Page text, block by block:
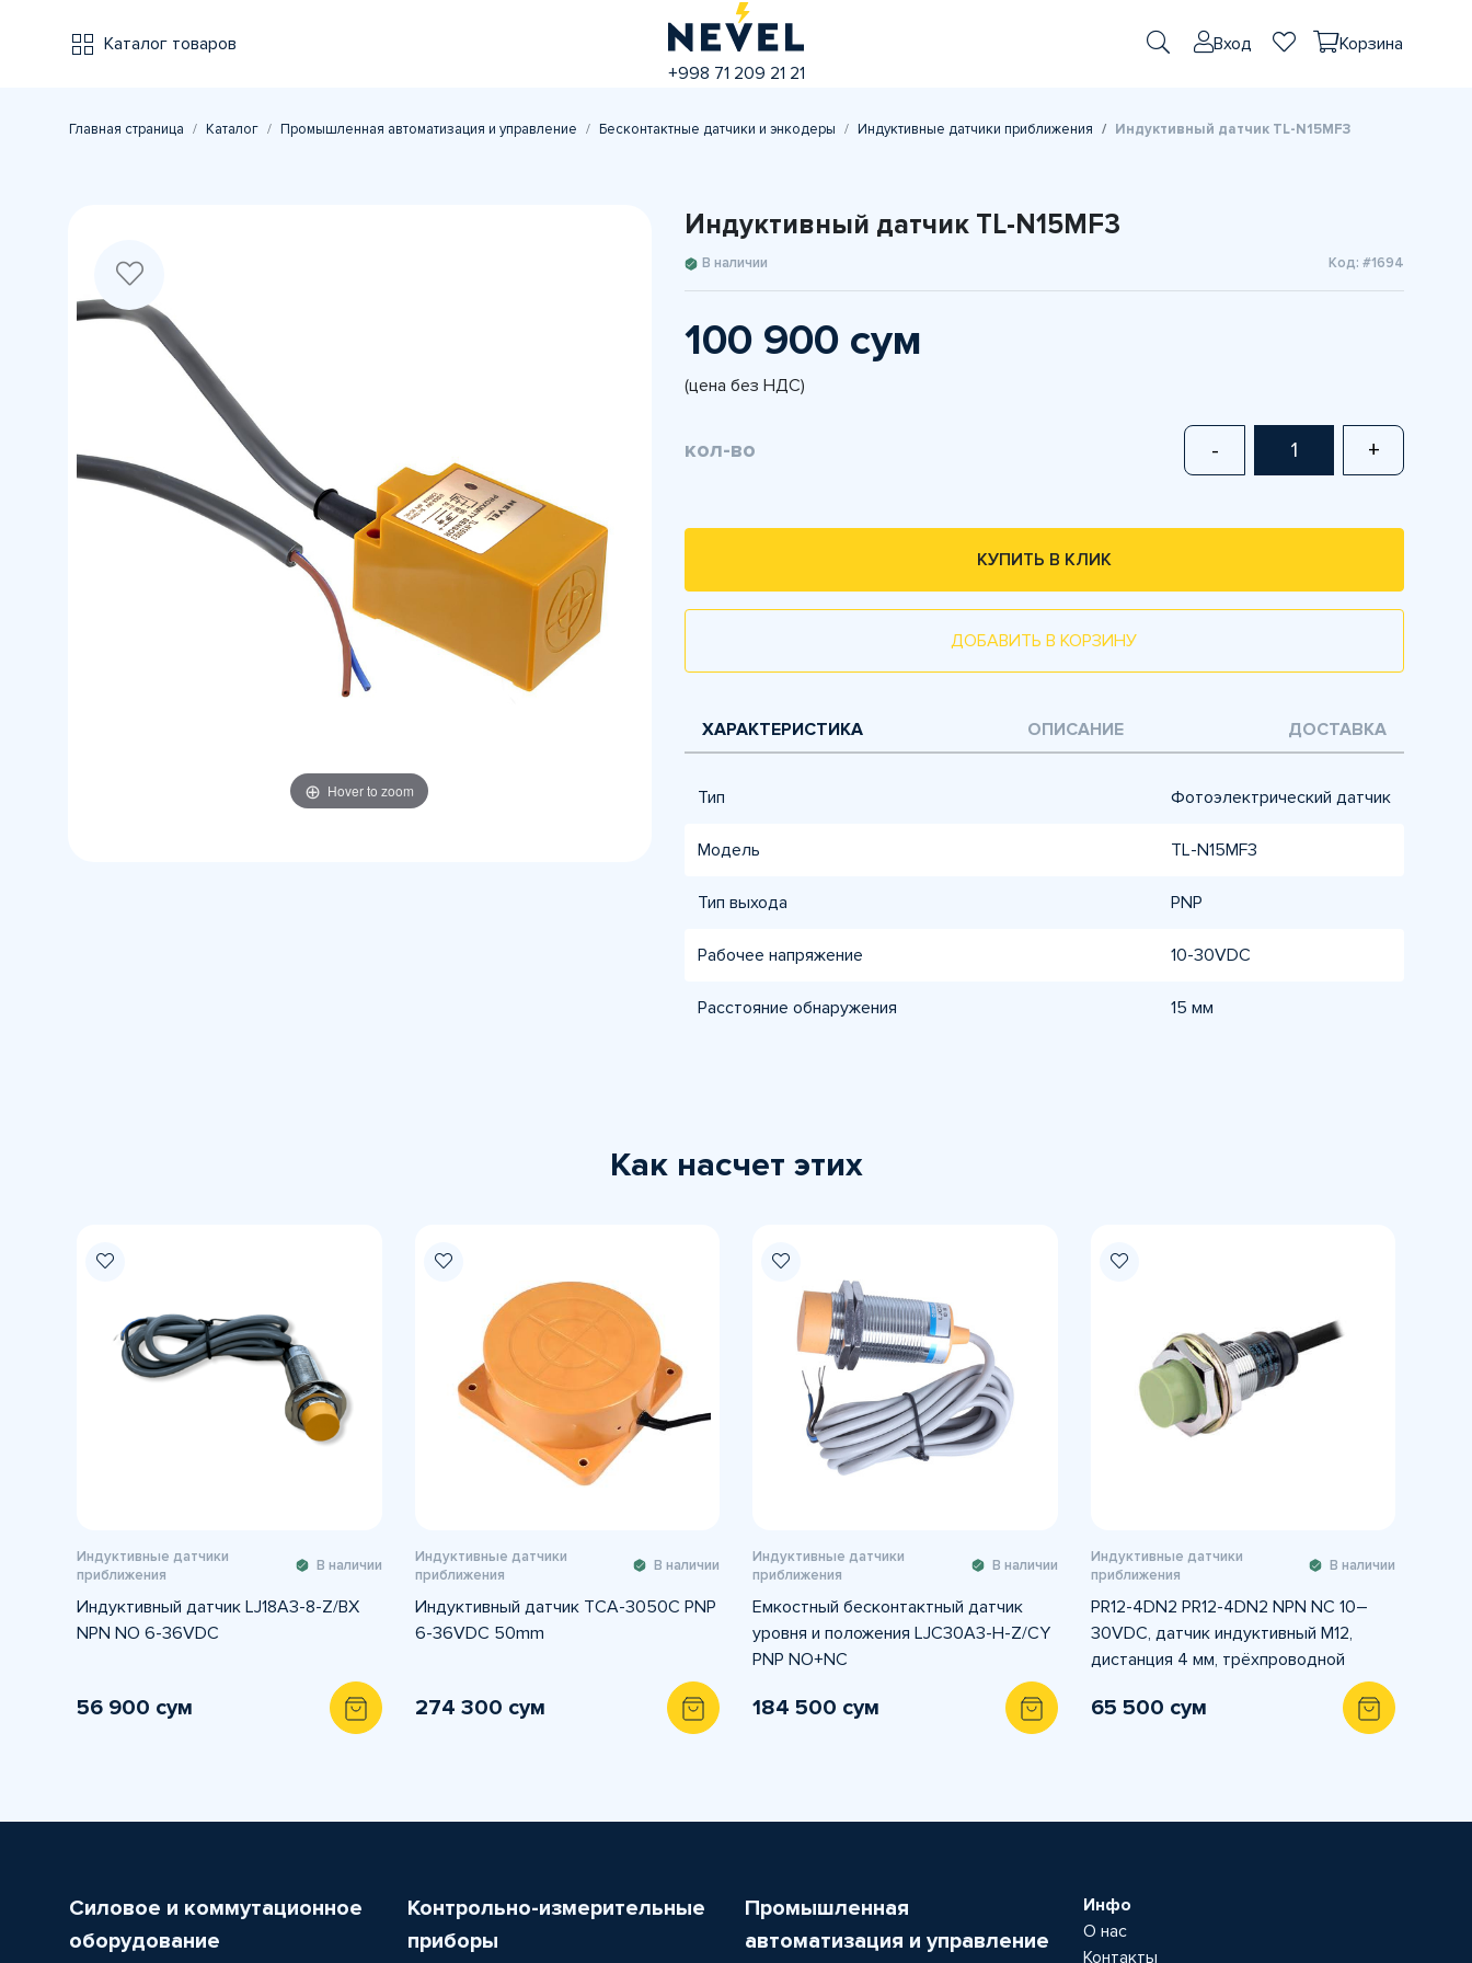
Каталог товаров
+998 71 209 21 21
Вход Корзина
Главная страница Каталог Промышленная автоматизация и управление Бесконтактные датчики и энкодеры Индуктивные датчики приближения Индуктивный датчик TL-N15MF3
Hover to zoom
Индуктивный датчик TL-N15MF3
В наличии Код: #1694
100 900 сум
(цена без НДС)
кол-во - +
КУПИТЬ В КЛИК
ДОБАВИТЬ В КОРЗИНУ
ХАРАКТЕРИСТИКА ОПИСАНИЕ ДОСТАВКА
Тип Фотоэлектрический датчик
Модель TL-N15MF3
Тип выхода PNP
Рабочее напряжение 10-30VDC
Расстояние обнаружения 15 мм
Как насчет этих
Индуктивные датчики
приближения
В наличии
Индуктивный датчик LJ18A3-8-Z/BX
NPN NO 6-36VDC
56 900 сум
Индуктивные датчики
приближения
В наличии
Индуктивный датчик TCA-3050C PNP
6-36VDC 50mm
274 300 сум
Индуктивные датчики
приближения
В наличии
Емкостный бесконтактный датчик
уровня и положения LJC30A3-H-Z/CY
PNP NO+NC
184 500 сум
Индуктивные датчики
приближения
В наличии
PR12-4DN2 PR12-4DN2 NPN NC 10–
30VDC, датчик индуктивный M12,
дистанция 4 мм, трёхпроводной
65 500 сум
Силовое и коммутационное
оборудование
Контрольно-измерительные
приборы
Промышленная
автоматизация и управление
Инфо
О нас
Контакты